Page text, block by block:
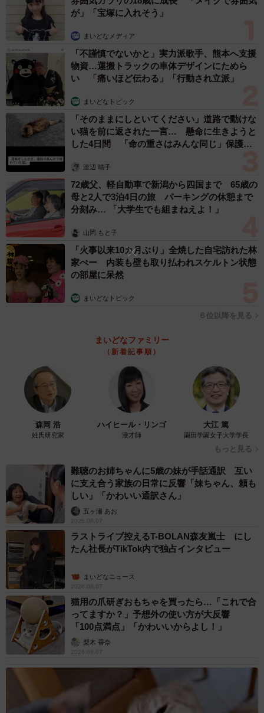
れの交渉力次第だ。
高島家史上、最大の家族会議
そして今回の市長選をめぐる会議は、昨年夏に開かれ
た。ハーバード大卒業後、大量のお菓子のお土産を買って
家に帰ってきた高島氏が「今後の進路の話がしたい」と切
り出した。カナダ・ブリティッシュコロンビア大から帰宅
していた次弟の崇輔さんや、現役灘高生の末弟・晟輔さん
も一緒に。夜11時になり、日付が変わり…、もう眠くて終
わろうとしたら「まだお菓子が残ってるし､お茶飲む？」と
終わらない。そうしてようやく「市長選に出ようと思う」
と打ち明けた。
真夜中だが、まさに「青天のへきれき」だった。そこか
らは怒濤の質問攻め。「なんで市長になりたいの？」「費
用はどうやって工面するの」…。それでも高島氏のビジョ
ンと熱い気持ちに、両親も応援すると決めた。時間は午前
３時近くになっていた。その後、高島氏と二人の弟は朝ま
で寝ないで選挙のプランを練っていたという。
高島家史上、最大・最長の家族会議だった。
まるで推し活？子育て世代のパパママの心もがっちりつかんだ高島氏の
選挙戦最終日＝芦屋市内
磨かれた「聞く力」と「対話力」
「小さい頃から、『対等な存在』として見てくれている
と感じてきた。言われてするのは嫌だけれど、自分で考え
て選んだことなら楽しんで頑張れるし、失敗しても再チャ
レンジしようと思える。もし意見が対立してもなぜそう考
えるのかしっかり聞いて解決策を探りたい。自分でも、め
っちゃポジティブだとは思います（笑）」と高島氏。家族
それぞれが自由で、お互いをリスペクトする。選挙戦で
が」「宝塚に入れそう」
まいどなメディア
「不謹慎でないかと」実力派歌手、熊本へ支援
物資…運搬トラックの車体デザインにためら
い 「痛いほど伝わる」「行動され立派」
まいどなトピック
「そのままにしといてください」道路で動けな
い猫を前に返された一言… 懸命に生きようと
した4日間 「命の重さはみんな同じ」保護団
渡辺 晴子
72歳父、軽自動車で新潟から四国まで 65歳の
母と2人で3泊4日の旅 パーキングの休憩まで
分刻み… 「大学生でも組まねえよ！」
山岡 もと子
「火事以来10カ月ぶり」全焼した自宅訪れた林
家ぺー 内装も壁も取り払われスケルトン状態
の部屋に呆然
まいどなトピック
６位以降を見る
まいどなファミリー
（新着記事順）
森岡 浩
姓氏研究家
ハイヒール・リンゴ
漫才師
大江 篤
園田学園女子大学学長
もっと見る
難聴のお姉ちゃんに5歳の妹が手話通訳 互い
に支え合う家族の日常に反響「妹ちゃん、頼も
しい」「かわいい通訳さん」
五ヶ瀬 あお
2026.08.07
ラストライブ控えるT-BOLAN森友嵐士 にし
たん社長がTikTok内で独占インタビュー
まいどなニュース
2026.08.07
猫用の爪研ぎおもちゃを買ったら…「これで合
ってますか？」予想外の使い方が大反響
「100点満点」「かわいいからよし！」
梨木 香奈
2026.08.07